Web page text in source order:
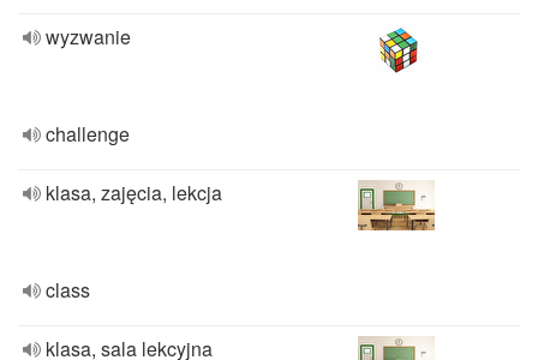
wyzwanie
challenge
klasa, zajęcia, lekcja
class
klasa, sala lekcyjna